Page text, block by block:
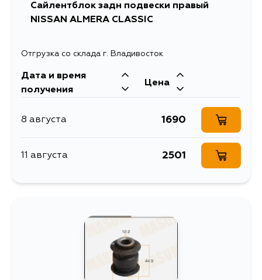
Сайлентблок задн подвески правый
NISSAN ALMERA CLASSIC
Отгрузка со склада г. Владивосток
Дата и время
получения
Цена
8 августа 1690
11 августа 2501